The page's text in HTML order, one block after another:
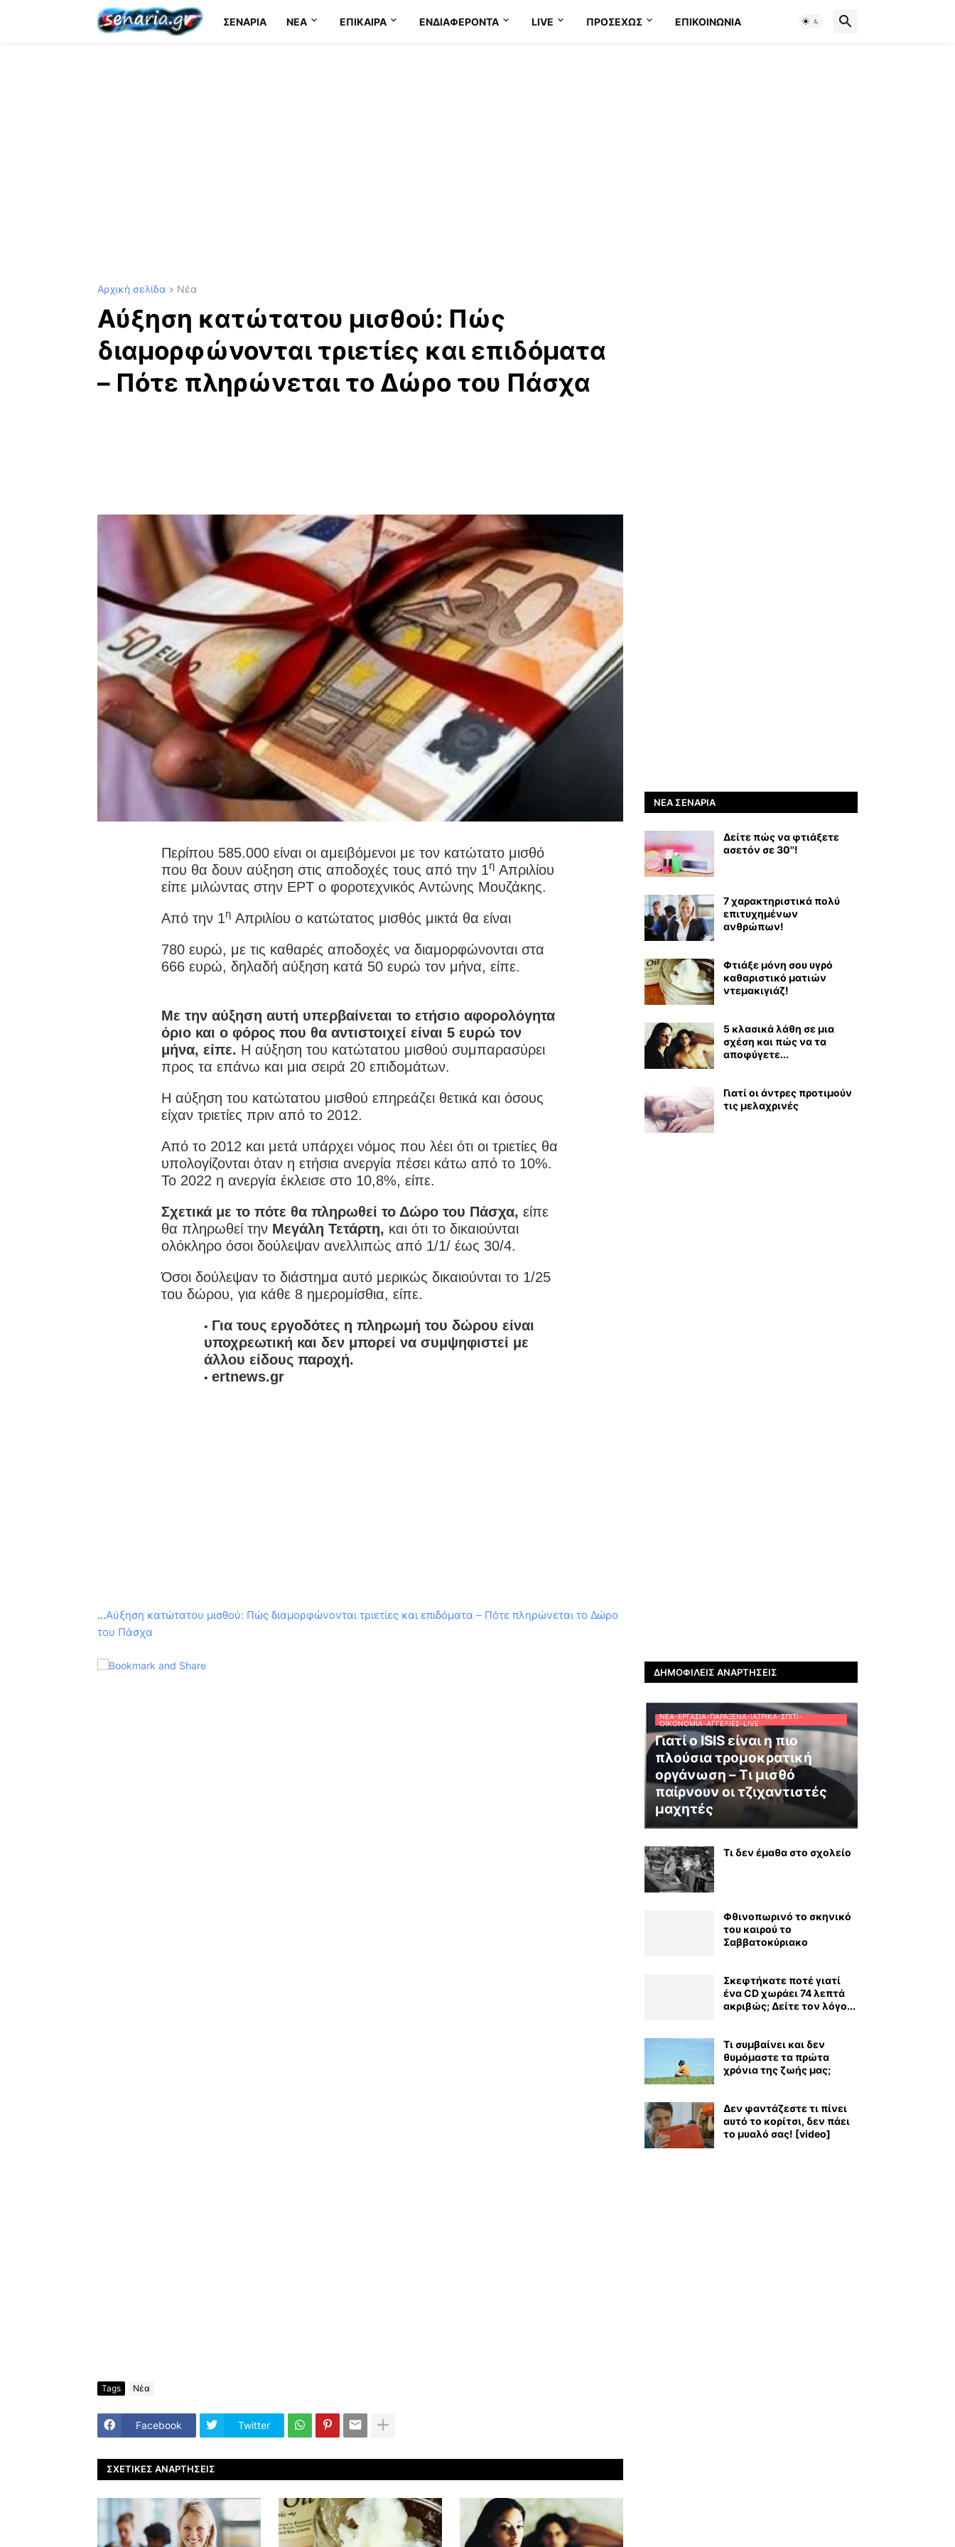
ΣΕΝΆΡΙΑ NEA ΕΠΊΚΑΙΡΑ ΕΝΔΙΑΦΈΡΟΝΤΑ LIVE ΠΡΟΣΕΧΩΣ ΕΠΙΚΟΙΝΩΝΊΑ
Αρχική σελίδα Νέα
Αύξηση κατώτατου μισθού: Πώς
διαμορφώνονται τριετίες και επιδόματα
– Πότε πληρώνεται το Δώρο του Πάσχα
Περίπου 585.000 είναι οι αμειβόμενοι με τον κατώτατο μισθό
που θα δουν αύξηση στις αποδοχές τους από την 1η Απριλίου
είπε μιλώντας στην ΕΡΤ ο φοροτεχνικός Αντώνης Μουζάκης.
Από την 1η Απριλίου ο κατώτατος μισθός μικτά θα είναι
780 ευρώ, με τις καθαρές αποδοχές να διαμορφώνονται στα
666 ευρώ, δηλαδή αύξηση κατά 50 ευρώ τον μήνα, είπε.
Με την αύξηση αυτή υπερβαίνεται το ετήσιο αφορολόγητα
όριο και ο φόρος που θα αντιστοιχεί είναι 5 ευρώ τον
μήνα, είπε. Η αύξηση του κατώτατου μισθού συμπαρασύρει
προς τα επάνω και μια σειρά 20 επιδομάτων.
Η αύξηση του κατώτατου μισθού επηρεάζει θετικά και όσους
είχαν τριετίες πριν από το 2012.
Από το 2012 και μετά υπάρχει νόμος που λέει ότι οι τριετίες θα
υπολογίζονται όταν η ετήσια ανεργία πέσει κάτω από το 10%.
Το 2022 η ανεργία έκλεισε στο 10,8%, είπε.
Σχετικά με το πότε θα πληρωθεί το Δώρο του Πάσχα, είπε
θα πληρωθεί την Μεγάλη Τετάρτη, και ότι το δικαιούνται
ολόκληρο όσοι δούλεψαν ανελλιπώς από 1/1/ έως 30/4.
Όσοι δούλεψαν το διάστημα αυτό μερικώς δικαιούνται το 1/25
του δώρου, για κάθε 8 ημερομίσθια, είπε.
Για τους εργοδότες η πληρωμή του δώρου είναι
υποχρεωτική και δεν μπορεί να συμψηφιστεί με
άλλου είδους παροχή.
ertnews.gr
...Αύξηση κατώτατου μισθού: Πώς διαμορφώνονται τριετίες και επιδόματα – Πότε πληρώνεται το Δώρο
του Πάσχα
Tags Νέα
Facebook Twitter
ΣΧΕΤΙΚΈΣ ΑΝΑΡΤΉΣΕΙΣ
ΝΈΑ ΣΕΝΆΡΙΑ
Δείτε πώς να φτιάξετε
ασετόν σε 30''!
7 χαρακτηριστικά πολύ
επιτυχημένων
ανθρώπων!
Φτιάξε μόνη σου υγρό
καθαριστικό ματιών
ντεμακιγιάζ!
5 κλασικά λάθη σε μια
σχέση και πώς να τα
αποφύγετε...
Γιατί οι άντρες προτιμούν
τις μελαχρινές
ΔΗΜΟΦΙΛΕΊΣ ΑΝΑΡΤΉΣΕΙΣ
ΝΈΑ-ΕΡΓΑΣΊΑ-ΠΑΡΆΞΕΝΑ-ΙΑΤΡΙΚΆ-ΣΠΊΤΙ-
ΟΙΚΟΝΟΜΊΑ-ΑΓΓΕΛΊΕΣ-LIVE
Γιατί ο ISIS είναι η πιο
πλούσια τρομοκρατική
οργάνωση – Τι μισθό
παίρνουν οι τζιχαντιστές
μαχητές
Τι δεν έμαθα στο σχολείο
Φθινοπωρινό το σκηνικό
του καιρού το
Σαββατοκύριακο
Σκεφτήκατε ποτέ γιατί
ένα CD χωράει 74 λεπτά
ακριβώς; Δείτε τον λόγο...
Τι συμβαίνει και δεν
θυμόμαστε τα πρώτα
χρόνια της ζωής μας;
Δεν φαντάζεστε τι πίνει
αυτό το κορίτσι, δεν πάει
το μυαλό σας! [video]